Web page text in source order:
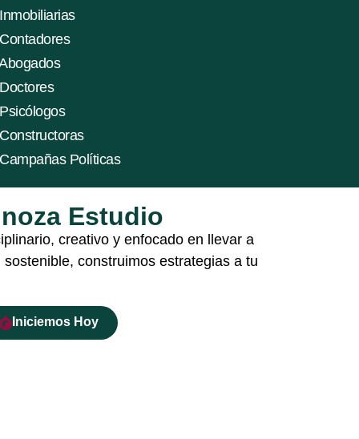
Políticas
Estudio
creativo y enfocado en llevar a
construimos estrategias a tu
Iniciemos Hoy